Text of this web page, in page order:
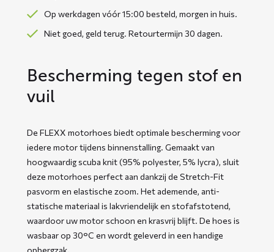
Op werkdagen vóór 15:00 besteld, morgen in huis.
Niet goed, geld terug. Retourtermijn 30 dagen.
Bescherming tegen stof en
vuil
De FLEXX motorhoes biedt optimale bescherming voor
iedere motor tijdens binnenstalling. Gemaakt van
hoogwaardig scuba knit (95% polyester, 5% lycra), sluit
deze motorhoes perfect aan dankzij de Stretch-Fit
pasvorm en elastische zoom. Het ademende, anti-
statische materiaal is lakvriendelijk en stofafstotend,
waardoor uw motor schoon en krasvrij blijft. De hoes is
wasbaar op 30°C en wordt geleverd in een handige
opbergzak.